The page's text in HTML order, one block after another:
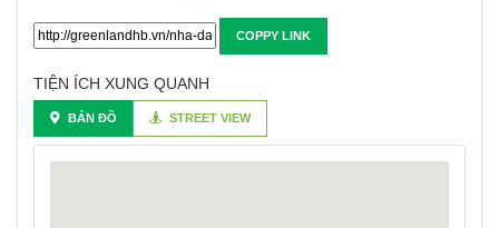
COPPY LINK
TIỆN ÍCH XUNG QUANH
BẢN ĐỒ STREET VIEW